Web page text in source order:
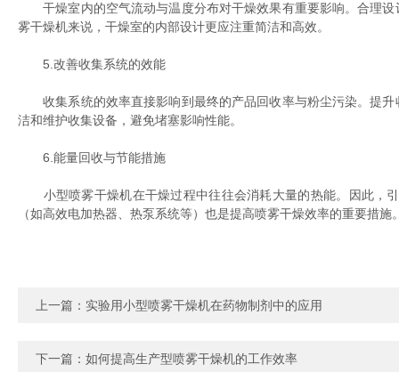
干燥室内的空气流动与温度分布对干燥效果有重要影响。合理设
雾干燥机来说，干燥室的内部设计更应注重简洁和高效。
5.改善收集系统的效能
收集系统的效率直接影响到最终的产品回收率与粉尘污染。提升
洁和维护收集设备，避免堵塞影响性能。
6.能量回收与节能措施
小型喷雾干燥机在干燥过程中往往会消耗大量的热能。因此，引
（如高效电加热器、热泵系统等）也是提高喷雾干燥效率的重要措施
上一篇： 实验用小型喷雾干燥机在药物制剂中的应用
下一篇： 如何提高生产型喷雾干燥机的工作效率